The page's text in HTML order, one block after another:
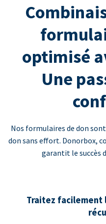
optimisé
Une
Nos formulaires de don
don sans effort. Donorbox,
garantit le succès
Traitez facilement